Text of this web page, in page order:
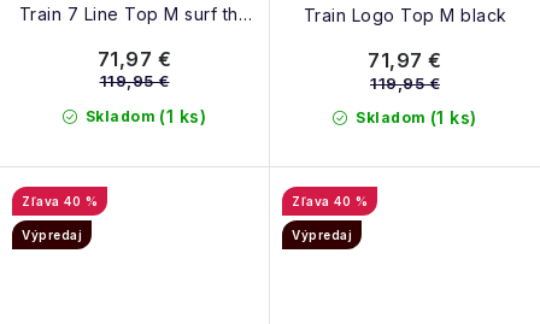
Train 7 Line Top M surf the
Skladom (1 ks)
71,97 €
119,95 €
Train Logo Top M black
Skladom (1 ks)
71,97 €
119,95 €
40 %
Výpredaj
40 %
Výpredaj